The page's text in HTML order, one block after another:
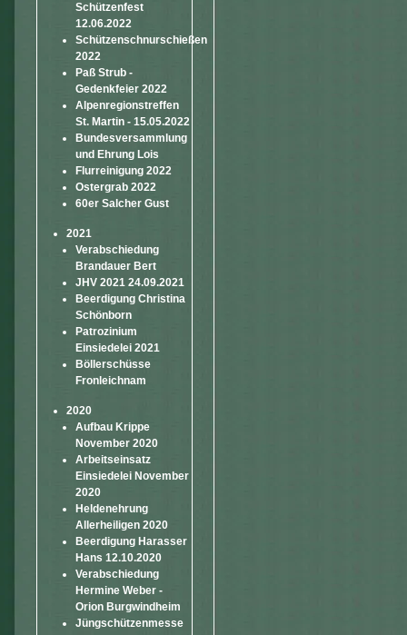
Schützenfest
12.06.2022
Schützenschnurschießen
2022
Paß Strub -
Gedenkfeier 2022
Alpenregionstreffen
St. Martin - 15.05.2022
Bundesversammlung
und Ehrung Lois
Flurreinigung 2022
Ostergrab 2022
60er Salcher Gust
2021
Verabschiedung
Brandauer Bert
JHV 2021 24.09.2021
Beerdigung Christina
Schönborn
Patrozinium
Einsiedelei 2021
Böllerschüsse
Fronleichnam
2020
Aufbau Krippe
November 2020
Arbeitseinsatz
Einsiedelei November
2020
Heldenehrung
Allerheiligen 2020
Beerdigung Harasser
Hans 12.10.2020
Verabschiedung
Hermine Weber -
Orion Burgwindheim
Jüngschützenmesse